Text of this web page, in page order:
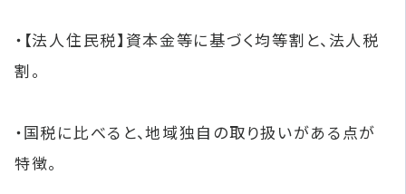
・【法人住民税】資本金等に基づく均等割と、法人税
割。
・国税に比べると、地域独自の取り扱いがある点が
特徴。